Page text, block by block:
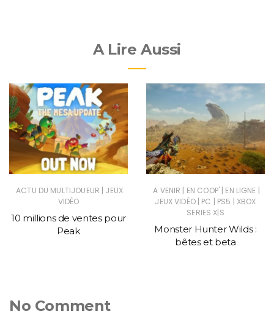
A Lire Aussi
ACTU DU MULTIJOUEUR | JEUX
VIDÉO
10 millions de ventes pour
Peak
A VENIR | EN COOP' | EN LIGNE |
JEUX VIDÉO | PC | PS5 | XBOX
SERIES X|S
Monster Hunter Wilds :
bêtes et beta
No Comment